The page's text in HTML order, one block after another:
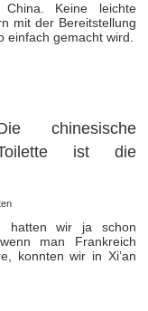
Keine leichte
mit der Bereitstellung
einfach gemacht wird.
chinesische
ist die
hatten wir ja schon
man Frankreich
konnten wir in Xi’an